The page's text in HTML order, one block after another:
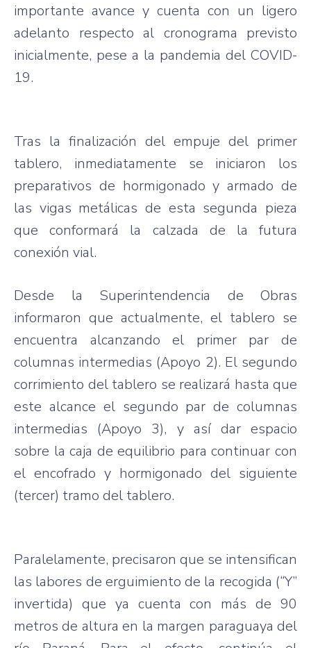
importante avance y cuenta con un ligero
adelanto respecto al cronograma previsto
inicialmente, pese a la pandemia del COVID-
19.
Tras la finalización del empuje del primer
tablero, inmediatamente se iniciaron los
preparativos de hormigonado y armado de
las vigas metálicas de esta segunda pieza
que conformará la calzada de la futura
conexión vial.
Desde la Superintendencia de Obras
informaron que actualmente, el tablero se
encuentra alcanzando el primer par de
columnas intermedias (Apoyo 2). El segundo
corrimiento del tablero se realizará hasta que
este alcance el segundo par de columnas
intermedias (Apoyo 3), y así dar espacio
sobre la caja de equilibrio para continuar con
el encofrado y hormigonado del siguiente
(tercer) tramo del tablero.
Paralelamente, precisaron que se intensifican
las labores de erguimiento de la recogida (“Y”
invertida) que ya cuenta con más de 90
metros de altura en la margen paraguaya del